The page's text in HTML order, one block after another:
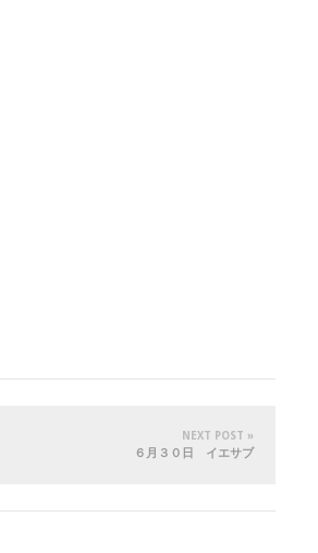
NEXT POST »
６月３０日 イエサブ